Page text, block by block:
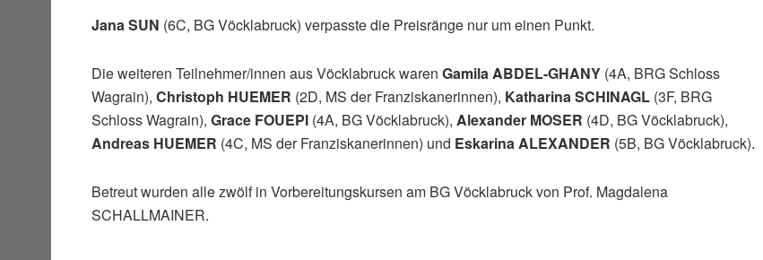
Jana SUN (6C, BG Vöcklabruck) verpasste die Preisränge nur um einen Punkt.
Die weiteren Teilnehmer/innen aus Vöcklabruck waren Gamila ABDEL-GHANY (4A, BRG Schloss
Wagrain), Christoph HUEMER (2D, MS der Franziskanerinnen), Katharina SCHINAGL (3F, BRG
Schloss Wagrain), Grace FOUEPI (4A, BG Vöcklabruck), Alexander MOSER (4D, BG Vöcklabruck),
Andreas HUEMER (4C, MS der Franziskanerinnen) und Eskarina ALEXANDER (5B, BG Vöcklabruck).
Betreut wurden alle zwölf in Vorbereitungskursen am BG Vöcklabruck von Prof. Magdalena
SCHALLMAINER.